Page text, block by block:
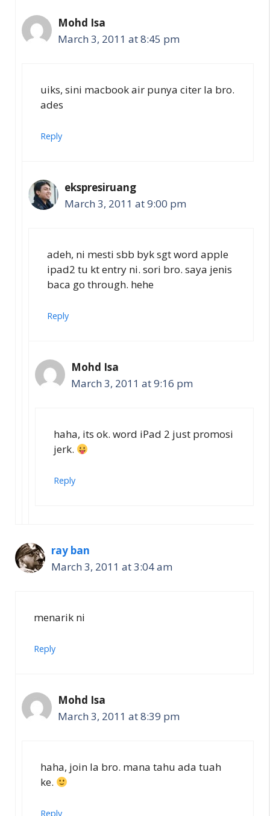
Mohd Isa
March 3, 2011 at 8:45 pm
uiks, sini macbook air punya citer la bro.
ades
Reply
ekspresiruang
March 3, 2011 at 9:00 pm
adeh, ni mesti sbb byk sgt word apple
ipad2 tu kt entry ni. sori bro. saya jenis
baca go through. hehe
Reply
Mohd Isa
March 3, 2011 at 9:16 pm
haha, its ok. word iPad 2 just promosi
jerk.
Reply
ray ban
March 3, 2011 at 3:04 am
menarik ni
Reply
Mohd Isa
March 3, 2011 at 8:39 pm
haha, join la bro. mana tahu ada tuah
ke.
Reply